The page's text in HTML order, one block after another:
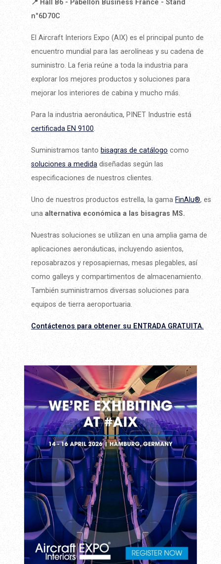
📍 Hall B6 - Pabellón Business France - Stand
n°6D70C
El Aircraft Interiors Expo (AIX) es el principal punto de
encuentro mundial para las aerolíneas y su cadena de
suministro. La feria reúne a toda la industria para
explorar los mejores productos y soluciones para
mejorar los interiores de cabina y mucho más.
Para la industria aeronáutica, PINET Industrie está
certificada EN 9100.
Suministramos tanto bisagras de catálogo como
soluciones a medida diseñadas según las
especificaciones de nuestros clientes.
Uno de nuestros productos estrella, la gama FinAlu®, es
una alternativa económica a las bisagras MS.
Nuestras soluciones se utilizan en una amplia gama de
aplicaciones aeronáuticas, incluyendo asientos,
reposabrazos y reposapiernas, mesas plegables, así
como galleys y compartimentos de almacenamiento.
También suministramos diversas soluciones para
equipos de tierra aeroportuaria.
Contáctenos para obtener su ENTRADA GRATUITA.